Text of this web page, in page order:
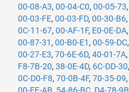
00-08-A3, 00-04-C0, 00-05-73,
00-03-FE, 00-03-FD, 00-30-B6,
0C-11-67, 00-AF-1F, E0-0E-DA,
00-87-31 , 00-B0-E1 , 00-59-DC,
00-27-E3, 70-6E-6D, 40-01-7A,
F8-7B-20, 38-0E-4D, 6C-DD-30,
0C-D0-F8, 70-0B-4F, 70-35-09,